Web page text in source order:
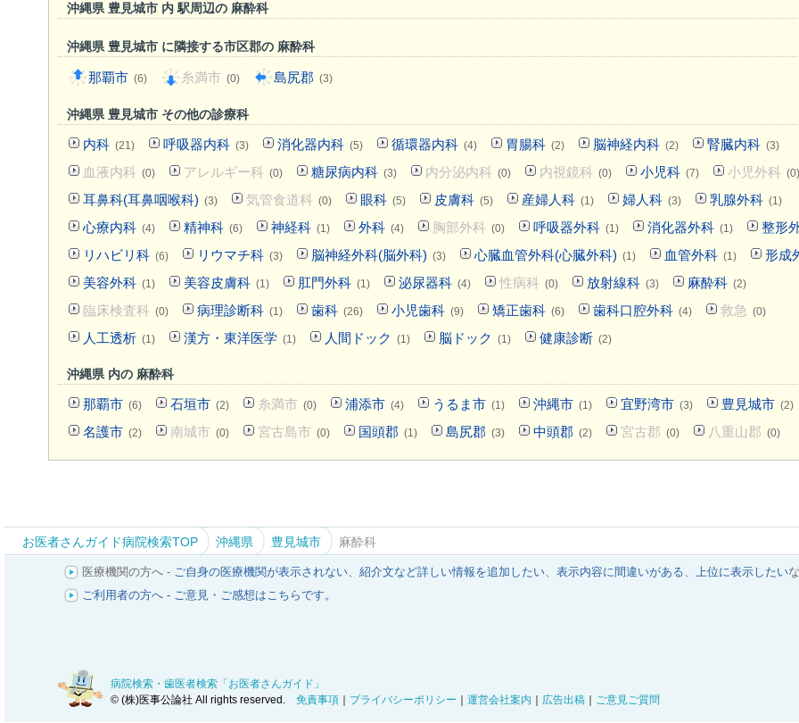
沖縄県 豊見城市 内 駅周辺の 麻酔科
沖縄県 豊見城市 に隣接する市区郡の 麻酔科
那覇市 (6) 糸満市 (0) 島尻郡 (3)
沖縄県 豊見城市 その他の診療科
内科 (21) 呼吸器内科 (3) 消化器内科 (5) 循環器内科 (4) 胃腸科 (2) 脳神経内科 (2) 腎臓内科 (3)
血液内科 (0) アレルギー科 (0) 糖尿病内科 (3) 内分泌内科 (0) 内視鏡科 (0) 小児科 (7) 小児外科 (0)
耳鼻科(耳鼻咽喉科) (3) 気管食道科 (0) 眼科 (5) 皮膚科 (5) 産婦人科 (1) 婦人科 (3) 乳腺外科 (1)
心療内科 (4) 精神科 (6) 神経科 (1) 外科 (4) 胸部外科 (0) 呼吸器外科 (1) 消化器外科 (1) 整形
リハビリ科 (6) リウマチ科 (3) 脳神経外科(脳外科) (3) 心臓血管外科(心臓外科) (1) 血管外科 (1) 形成
美容外科 (1) 美容皮膚科 (1) 肛門外科 (1) 泌尿器科 (4) 性病科 (0) 放射線科 (3) 麻酔科 (2)
臨床検査科 (0) 病理診断科 (1) 歯科 (26) 小児歯科 (9) 矯正歯科 (6) 歯科口腔外科 (4) 救急 (0)
人工透析 (1) 漢方・東洋医学 (1) 人間ドック (1) 脳ドック (1) 健康診断 (2)
沖縄県 内の 麻酔科
那覇市 (6) 石垣市 (2) 糸満市 (0) 浦添市 (4) うるま市 (1) 沖縄市 (1) 宜野湾市 (3) 豊見城市 (2)
名護市 (2) 南城市 (0) 宮古島市 (0) 国頭郡 (1) 島尻郡 (3) 中頭郡 (2) 宮古郡 (0) 八重山郡 (0)
お医者さんガイド病院検索TOP 沖縄県 豊見城市 麻酔科
医療機関の方へ - ご自身の医療機関が表示されない、 紹介文など詳しい情報を追加したい、 表示内容に間違いがある、 上位に表示したい
ご利用者の方へ - ご意見・ご感想はこちらです。
病院検索・歯医者検索「お医者さんガイド」
© (株)医事公論社 All rights reserved. 免責事項｜ プライバシーポリシー 運営会社案内 広告出稿｜ ご意見ご質問